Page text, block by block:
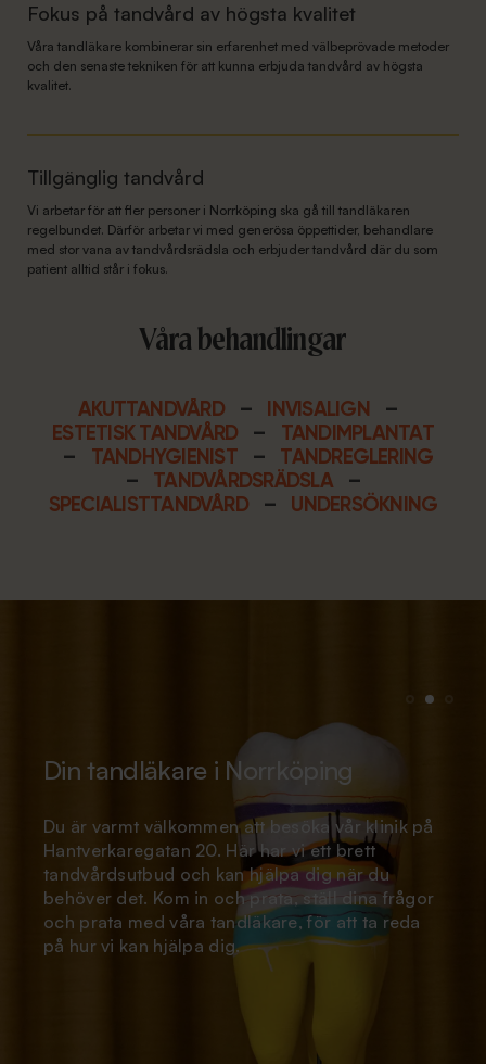
Fokus på tandvård av högsta kvalitet
Våra tandläkare kombinerar sin erfarenhet med välbeprövade metoder
och den senaste tekniken för att kunna erbjuda tandvård av högsta
kvalitet.
Tillgänglig tandvård
Vi arbetar för att fler personer i Norrköping ska gå till tandläkaren
regelbundet. Därför arbetar vi med generösa öppettider, behandlare
med stor vana av tandvårdsrädsla och erbjuder tandvård där du som
patient alltid står i fokus.
Våra behandlingar
AKUTTANDVÅRD – INVISALIGN
–
ESTETISK TANDVÅRD
–
TANDIMPLANTAT
–
TANDHYGIENIST –
TANDREGLERING
–
TANDVÅRDSRÄDSLA
–
SPECIALISTTANDVÅRD
– UNDERSÖKNING
Din tandläkare i Norrköping
Du är varmt välkommen att besöka vår klinik på
Hantverkaregatan 20. Här har vi ett brett
tandvårdsutbud och kan hjälpa dig när du
behöver det. Kom in och prata, ställ dina frågor
och prata med våra tandläkare, för att ta reda
på hur vi kan hjälpa dig.